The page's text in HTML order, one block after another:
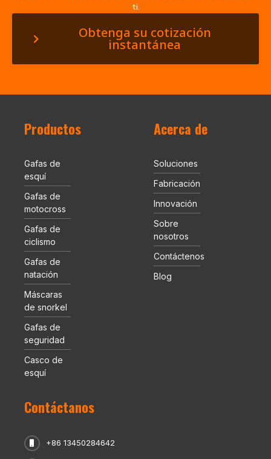
ti.
Obtenga su cotización
instantánea
Productos
Gafas de
esquí
Gafas de
motocross
Gafas de
ciclismo
Gafas de
natación
Máscaras
de snorkel
Gafas de
seguridad
Casco de
esquí
Acerca de
Soluciones
Fabricación
Innovación
Sobre
nosotros
Contáctenos
Blog
Contáctanos
+86 13450284642